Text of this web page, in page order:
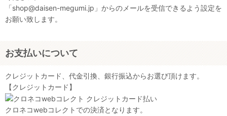
「shop@daisen-megumi.jp」からのメールを受信できるよう設定を
お願い致します。
お支払いについて
クレジットカード、代金引換、銀行振込からお選び頂けます。
【クレジットカード】
クロネコwebコレクトでの決済となります。